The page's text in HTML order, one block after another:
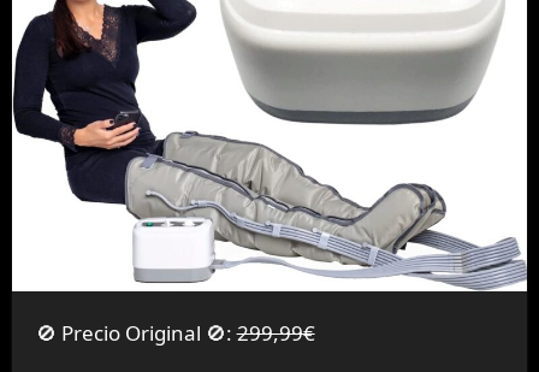
🚫 Precio Original 🚫:299,99€